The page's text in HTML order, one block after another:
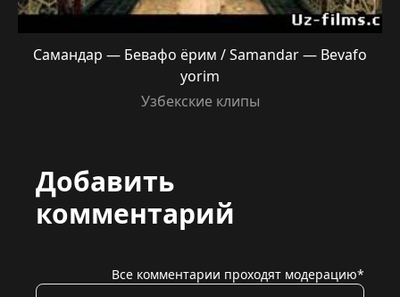
Самандар — Бевафо ёрим / Samandar — Bevafo
yorim
Узбекские клипы
Добавить
комментарий
Все комментарии проходят модерацию*